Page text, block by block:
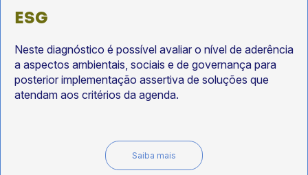
ESG
Neste diagnóstico é possível avaliar o nível de aderência
a aspectos ambientais, sociais e de governança para
posterior implementação assertiva de soluções que
atendam aos critérios da agenda.
Saiba mais